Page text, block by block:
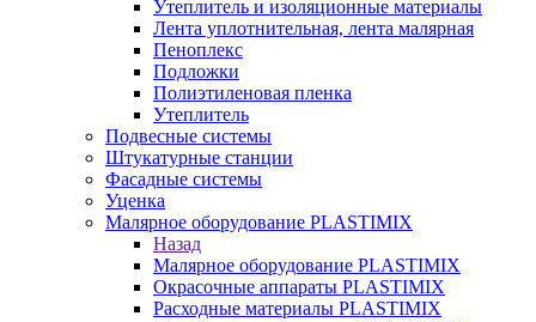
Утеплитель и изоляционные материалы
Лента уплотнительная, лента малярная
Пеноплекс
Подложки
Полиэтиленовая пленка
Утеплитель
Подвесные системы
Штукатурные станции
Фасадные системы
Уценка
Малярное оборудование PLASTIMIX
Назад
Малярное оборудование PLASTIMIX
Окрасочные аппараты PLASTIMIX
Расходные материалы PLASTIMIX